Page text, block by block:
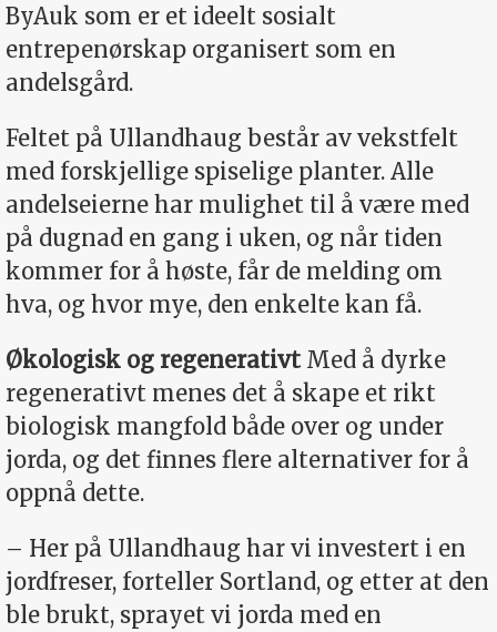
ByAuk som er et ideelt sosialt
entrepenørskap organisert som en
andelsgård.
Feltet på Ullandhaug består av vekstfelt
med forskjellige spiselige planter. Alle
andelseierne har mulighet til å være med
på dugnad en gang i uken, og når tiden
kommer for å høste, får de melding om
hva, og hvor mye, den enkelte kan få.
Økologisk og regenerativt Med å dyrke
regenerativt menes det å skape et rikt
biologisk mangfold både over og under
jorda, og det finnes flere alternativer for å
oppnå dette.
– Her på Ullandhaug har vi investert i en
jordfreser, forteller Sortland, og etter at den
ble brukt, sprayet vi jorda med en